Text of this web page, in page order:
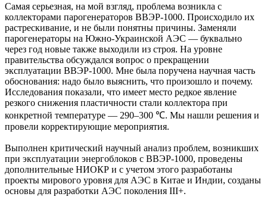
Самая серьезная, на мой взгляд, проблема возникла с
коллекторами парогенераторов ВВЭР-1000. Происходило их
растрескивание, и не были понятны причины. Заменяли
парогенераторы на Южно-Украинской АЭС — буквально
через год новые также выходили из строя. На уровне
правительства обсуждался вопрос о прекращении
эксплуатации ВВЭР-1000. Мне была поручена научная часть
обоснования: надо было выяснить, что произошло и почему.
Исследования показали, что имеет место редкое явление
резкого снижения пластичности стали коллектора при
конкретной температуре — 290–300 ℃. Мы нашли решения и
провели корректирующие мероприятия.
Выполнен критический научный анализ проблем, возникших
при эксплуатации энергоблоков с ВВЭР-1000, проведены
дополнительные НИОКР и с учетом этого разработаны
проекты мирового уровня для АЭС в Китае и Индии, созданы
основы для разработки АЭС поколения III+.